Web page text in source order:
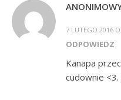
7 LUTEGO 2016
ODPOWIEDZ
Kanapa
cudownie <3.